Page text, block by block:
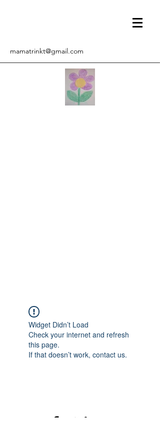
mamatrinkt@gmail.com
Widget Didn’t Load
Check your internet and refresh
this page.
If that doesn’t work, contact us.